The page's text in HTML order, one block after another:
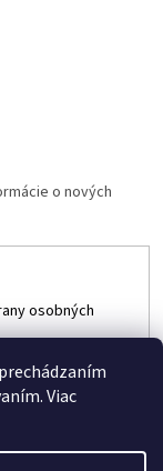
Viac
o nových
osobných